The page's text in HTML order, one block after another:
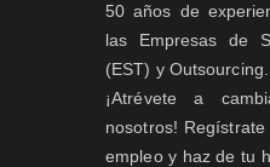
50 años de
las Empresas de
(EST) y Outsourcing.
¡Atrévete a
nosotros!
empleo y haz de tu